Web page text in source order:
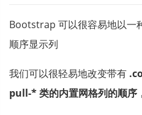
Bootstrap 可以很容易地以一
顺序显示列
我们可以很轻易地改变带有
pull-* 类的内置网格列的顺序